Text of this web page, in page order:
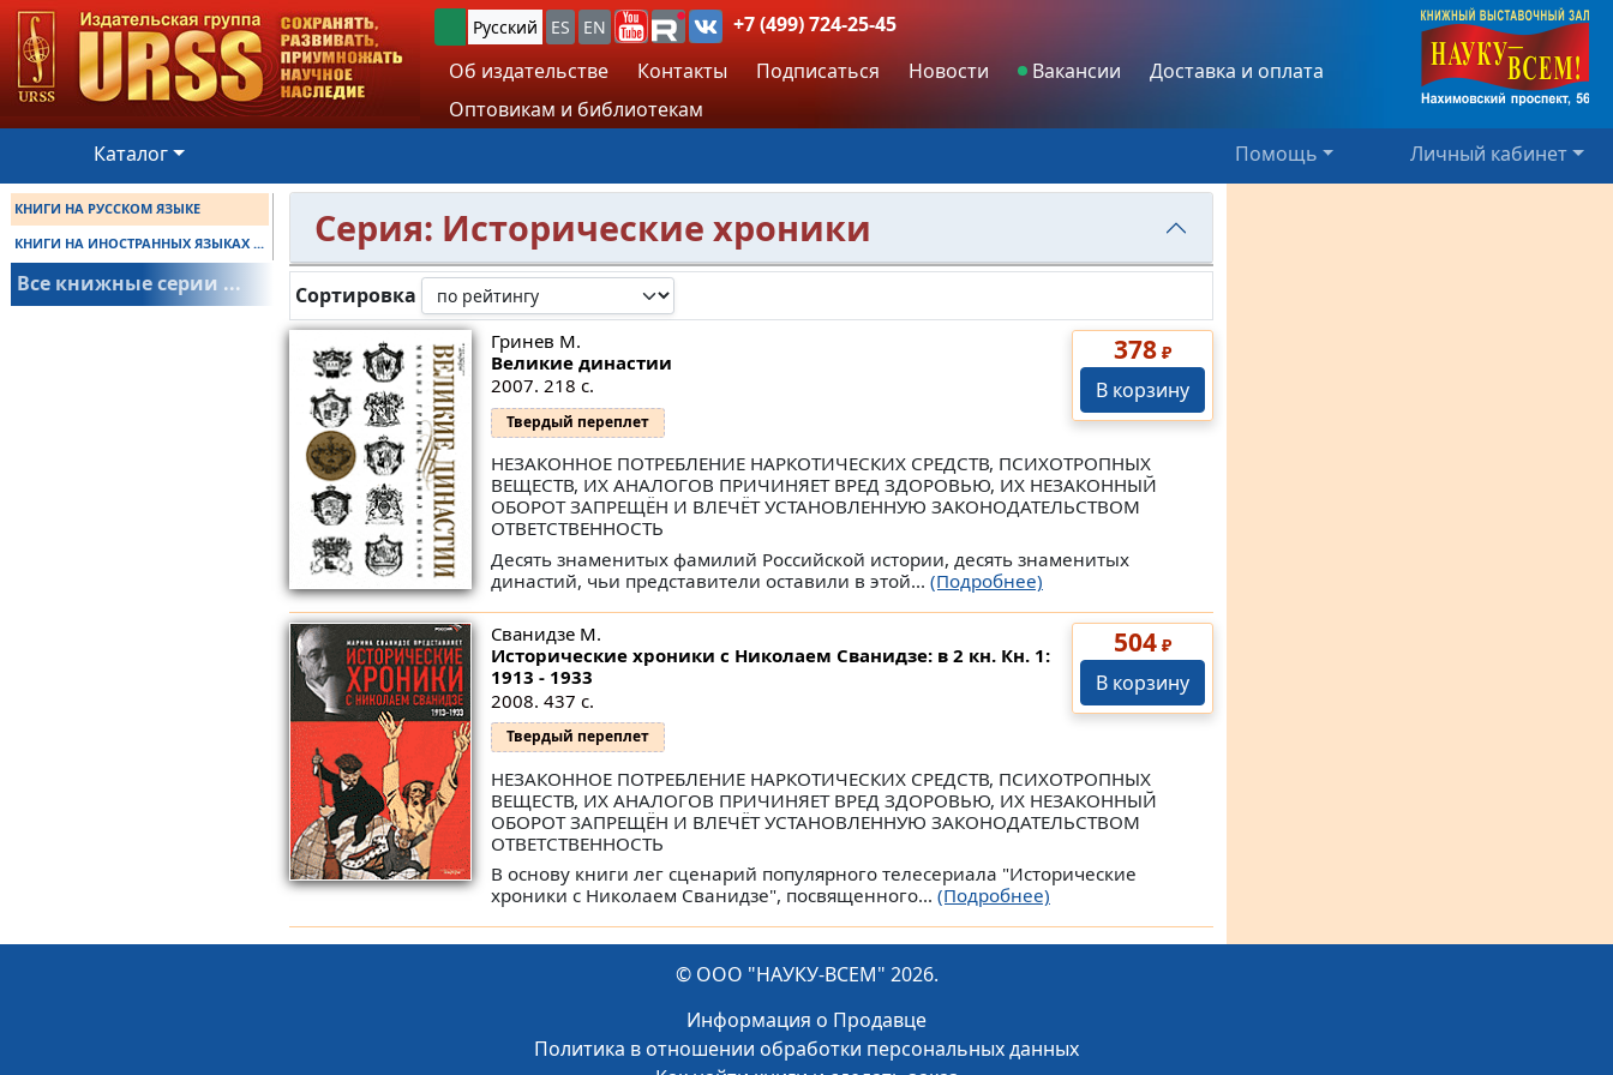
Русский ES EN
+7 (499) 724-25-45
Об издательстве
Контакты Подписаться Новости Вакансии
Доставка и оплата
Оптовикам и библиотекам
Каталог
Помощь Личный кабинет
КНИГИ НА РУССКОМ ЯЗЫКЕ
КНИГИ НА ИНОСТРАННЫХ ЯЗЫКАХ ...
Все книжные серии ...
Серия: Исторические хроники
Сортировка
378 ₽
В корзину
Гринев М.
Великие династии
2007. 218 с.
Твердый переплет
НЕЗАКОННОЕ ПОТРЕБЛЕНИЕ НАРКОТИЧЕСКИХ СРЕДСТВ, ПСИХОТРОПНЫХ
ВЕЩЕСТВ, ИХ АНАЛОГОВ ПРИЧИНЯЕТ ВРЕД ЗДОРОВЬЮ, ИХ НЕЗАКОННЫЙ
ОБОРОТ ЗАПРЕЩЁН И ВЛЕЧЁТ УСТАНОВЛЕННУЮ ЗАКОНОДАТЕЛЬСТВОМ
ОТВЕТСТВЕННОСТЬ
Десять знаменитых фамилий Российской истории, десять знаменитых
династий, чьи представители оставили в этой... (Подробнее)
504 ₽
В корзину
Сванидзе М.
Исторические хроники с Николаем Сванидзе: в 2 кн. Кн. 1:
1913 - 1933
2008. 437 с.
Твердый переплет
НЕЗАКОННОЕ ПОТРЕБЛЕНИЕ НАРКОТИЧЕСКИХ СРЕДСТВ, ПСИХОТРОПНЫХ
ВЕЩЕСТВ, ИХ АНАЛОГОВ ПРИЧИНЯЕТ ВРЕД ЗДОРОВЬЮ, ИХ НЕЗАКОННЫЙ
ОБОРОТ ЗАПРЕЩЁН И ВЛЕЧЁТ УСТАНОВЛЕННУЮ ЗАКОНОДАТЕЛЬСТВОМ
ОТВЕТСТВЕННОСТЬ
В основу книги лег сценарий популярного телесериала "Исторические
хроники с Николаем Сванидзе", посвященного... (Подробнее)
© ООО "НАУКУ-ВСЕМ" 2026.
Информация о Продавце
Политика в отношении обработки персональных данных